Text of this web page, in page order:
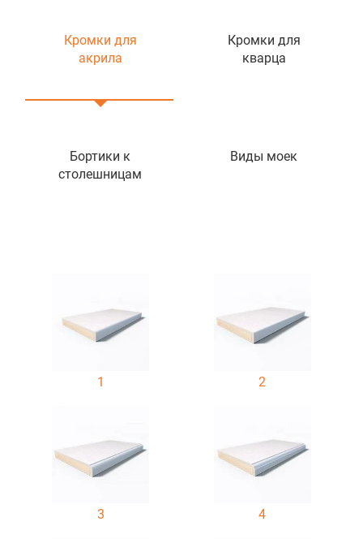
Кромки для
акрила
Кромки для
кварца
Бортики к
столешницам
Виды моек
1 2
3 4